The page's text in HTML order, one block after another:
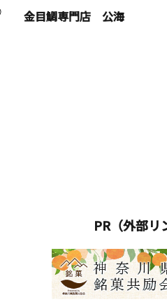
金目鯛専門店 公海
PR（外部リ